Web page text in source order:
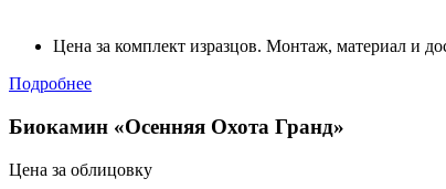
Цена за комплект изразцов. Монтаж, материал и
Подробнее
Биокамин «Осенняя Охота Гранд»
Цена за облицовку